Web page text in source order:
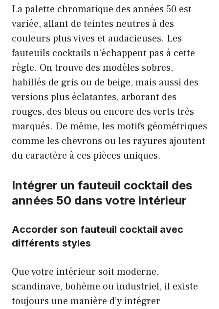
La palette chromatique des années 50 est
variée, allant de teintes neutres à des
couleurs plus vives et audacieuses. Les
fauteuils cocktails n’échappent pas à cette
règle. On trouve des modèles sobres,
habillés de gris ou de beige, mais aussi des
versions plus éclatantes, arborant des
rouges, des bleus ou encore des verts très
marqués. De même, les motifs géométriques
comme les chevrons ou les rayures ajoutent
du caractère à ces pièces uniques.
Intégrer un fauteuil cocktail des
années 50 dans votre intérieur
Accorder son fauteuil cocktail avec
différents styles
Que votre intérieur soit moderne,
scandinave, bohème ou industriel, il existe
toujours une manière d’y intégrer